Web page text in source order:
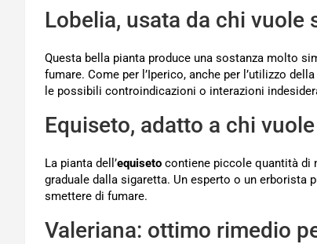
Lobelia, usata da chi
Questa bella pianta produce una sostanza molto
fumare. Come per l’Iperico, anche per l’utilizzo
le possibili controindicazioni o interazioni
Equiseto, adatto a chi
La pianta dell’equiseto contiene piccole quantità di
graduale dalla sigaretta. Un esperto o un erborista
smettere di fumare.
Valeriana: ottimo rimedio